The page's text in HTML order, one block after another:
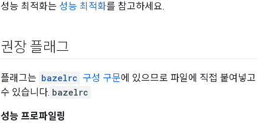
성능 최적화는 성능 최적화를 참고하세요.
권장 플래그
플래그는 bazelrc 구성 구문에 있으므로 파일에 직접 붙여넣
수 있습니다. bazelrc
성능 프로파일링